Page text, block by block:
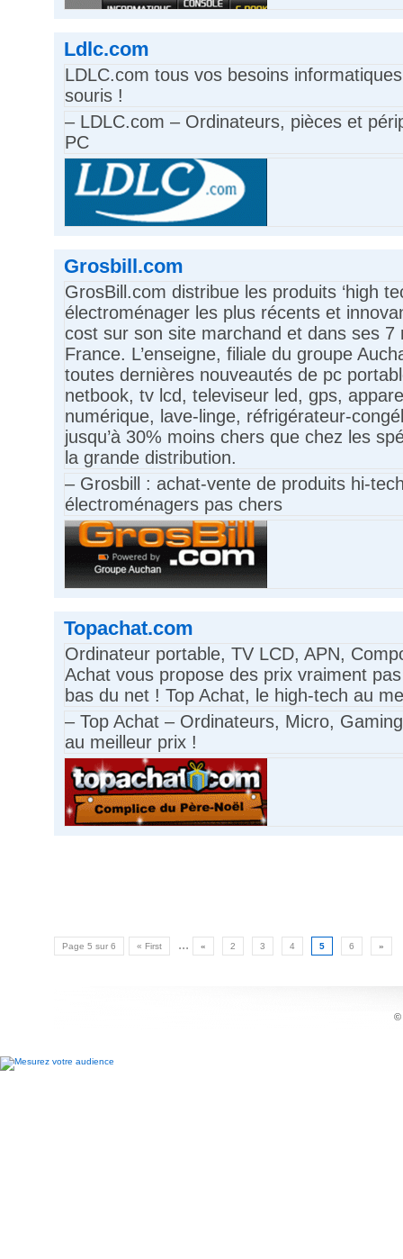
Ldlc.com
LDLC.com tous vos besoins
souris !
– LDLC.com – Ordinateurs, pièces et
PC
Grosbill.com
GrosBill.com distribue les produits ‘high
électroménager les plus récents et
cost sur son site marchand et dans ses 7
France. L’enseigne, filiale du groupe
toutes dernières nouveautés de pc
netbook, tv lcd, televiseur led, gps,
numérique, lave-linge, réfrigérateur-
jusqu’à 30% moins chers que chez les
la grande distribution.
– Grosbill : achat-vente de produits hi-
électroménagers pas chers
Topachat.com
Ordinateur portable, TV LCD, APN,
Achat vous propose des prix vraiment
bas du net ! Top Achat, le high-tech au
– Top Achat – Ordinateurs, Micro,
au meilleur prix !
Page 5 sur 6 « First ... « 2 3 4 5 6 »
©